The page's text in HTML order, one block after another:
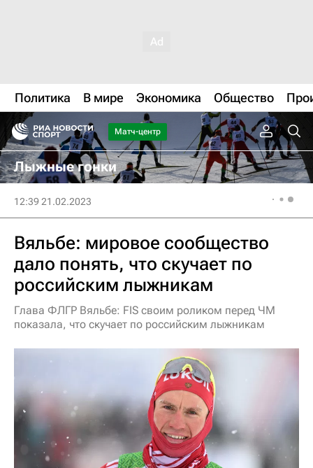
Политика В мире Экономика Общество
Матч-центр
Лыжные гонки
12:39 21.02.2023
Вяльбе: мировое сообщество
дало понять, что скучает по
российским лыжникам
Глава ФЛГР Вяльбе: FIS своим роликом перед ЧМ
показала, что скучает по российским лыжникам